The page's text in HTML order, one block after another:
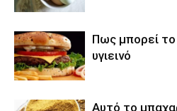
Πως μπορεί το
υγιεινό
Αυτό το